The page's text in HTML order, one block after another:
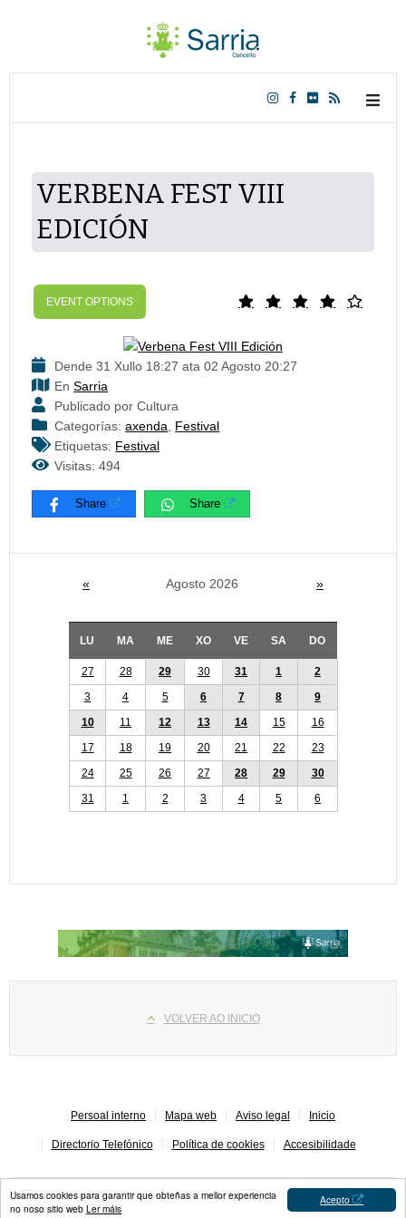
Acepto
Usamos cookies para garantir que obteñas a mellor experiencia
no noso sitio web Ler máis
VERBENA FEST VIII
EDICIÓN
EVENT OPTIONS
Dende 31 Xullo 18:27 ata 02 Agosto 20:27
EnSarria
Publicado por Cultura
Categorías:axenda, Festival
Etiquetas: Festival
Visitas: 494
Share Share
« Agosto 2026 »
LU MA ME XO VE SA DO
27 28 29 30 31 1
2
3
4 5 6 7 8
9
10
11 12 13 14 15
16
17
18 19 20 21 22
23
24
25 26 27 28 29
30
31
1 2 3 4 5 6
VOLVER AO INICIO
Persoal interno Mapa web Aviso legal Inicio
Directorio Telefónico Política de cookies Accesibilidade